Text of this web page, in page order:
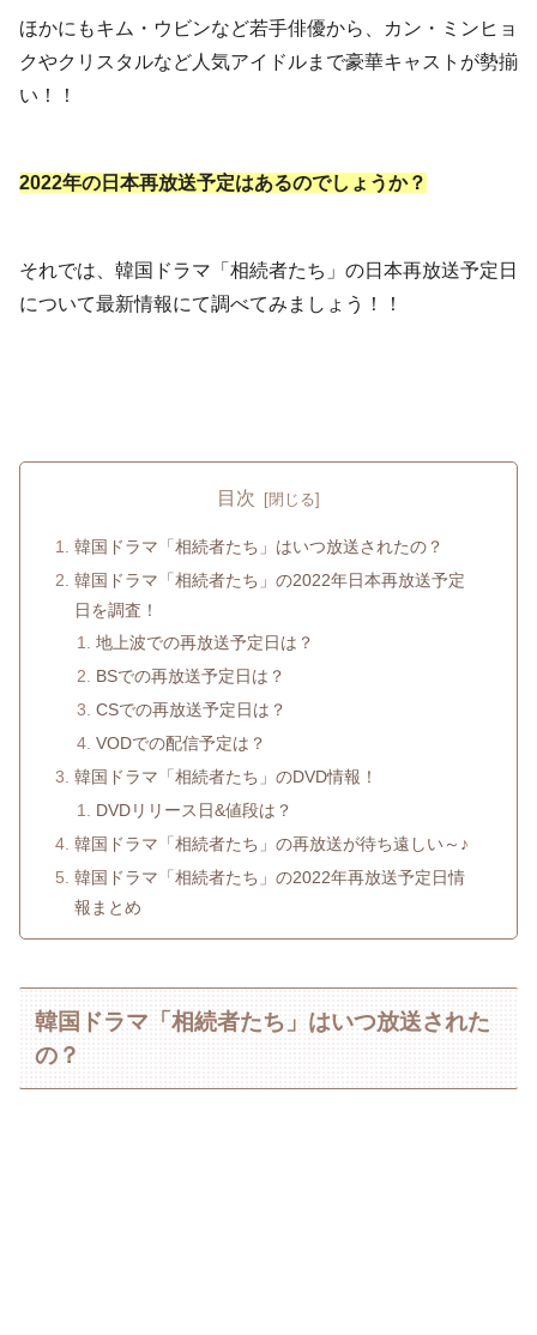
ほかにもキム・ウビンなど若手俳優から、カン・ミンヒョ
クやクリスタルなど人気アイドルまで豪華キャストが勢揃
い！！
2022年の日本再放送予定はあるのでしょうか？
それでは、韓国ドラマ「相続者たち」の日本再放送予定日
について最新情報にて調べてみましょう！！
目次
韓国ドラマ「相続者たち」はいつ放送されたの？
韓国ドラマ「相続者たち」の2022年日本再放送予定
日を調査！
地上波での再放送予定日は？
BSでの再放送予定日は？
CSでの再放送予定日は？
VODでの配信予定は？
韓国ドラマ「相続者たち」のDVD情報！
DVDリリース日&値段は？
韓国ドラマ「相続者たち」の再放送が待ち遠しい～♪
韓国ドラマ「相続者たち」の2022年再放送予定日情
報まとめ
韓国ドラマ「相続者たち」はいつ放送された
の？